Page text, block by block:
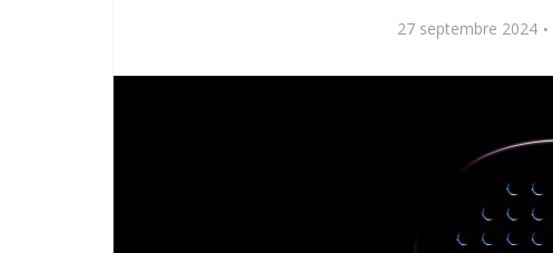
27 septembre 2024